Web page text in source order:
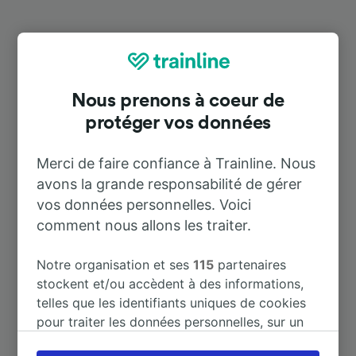
Nassau (Lahn)
À Bad Laasphe 2 h 52 m
À Brühl
À Aéroport Dresde 6 h 43 m
À Frankfurt (Main) Hbf 1 h 10 m
Nous prenons à coeur de
protéger vos données
Merci de faire confiance à Trainline. Nous
avons la grande responsabilité de gérer
vos données personnelles. Voici
comment nous allons les traiter.
Notre organisation et ses115 partenaires
stockent et/ou accèdent à des informations,
telles que les identifiants uniques de cookies
pour traiter les données personnelles, sur un